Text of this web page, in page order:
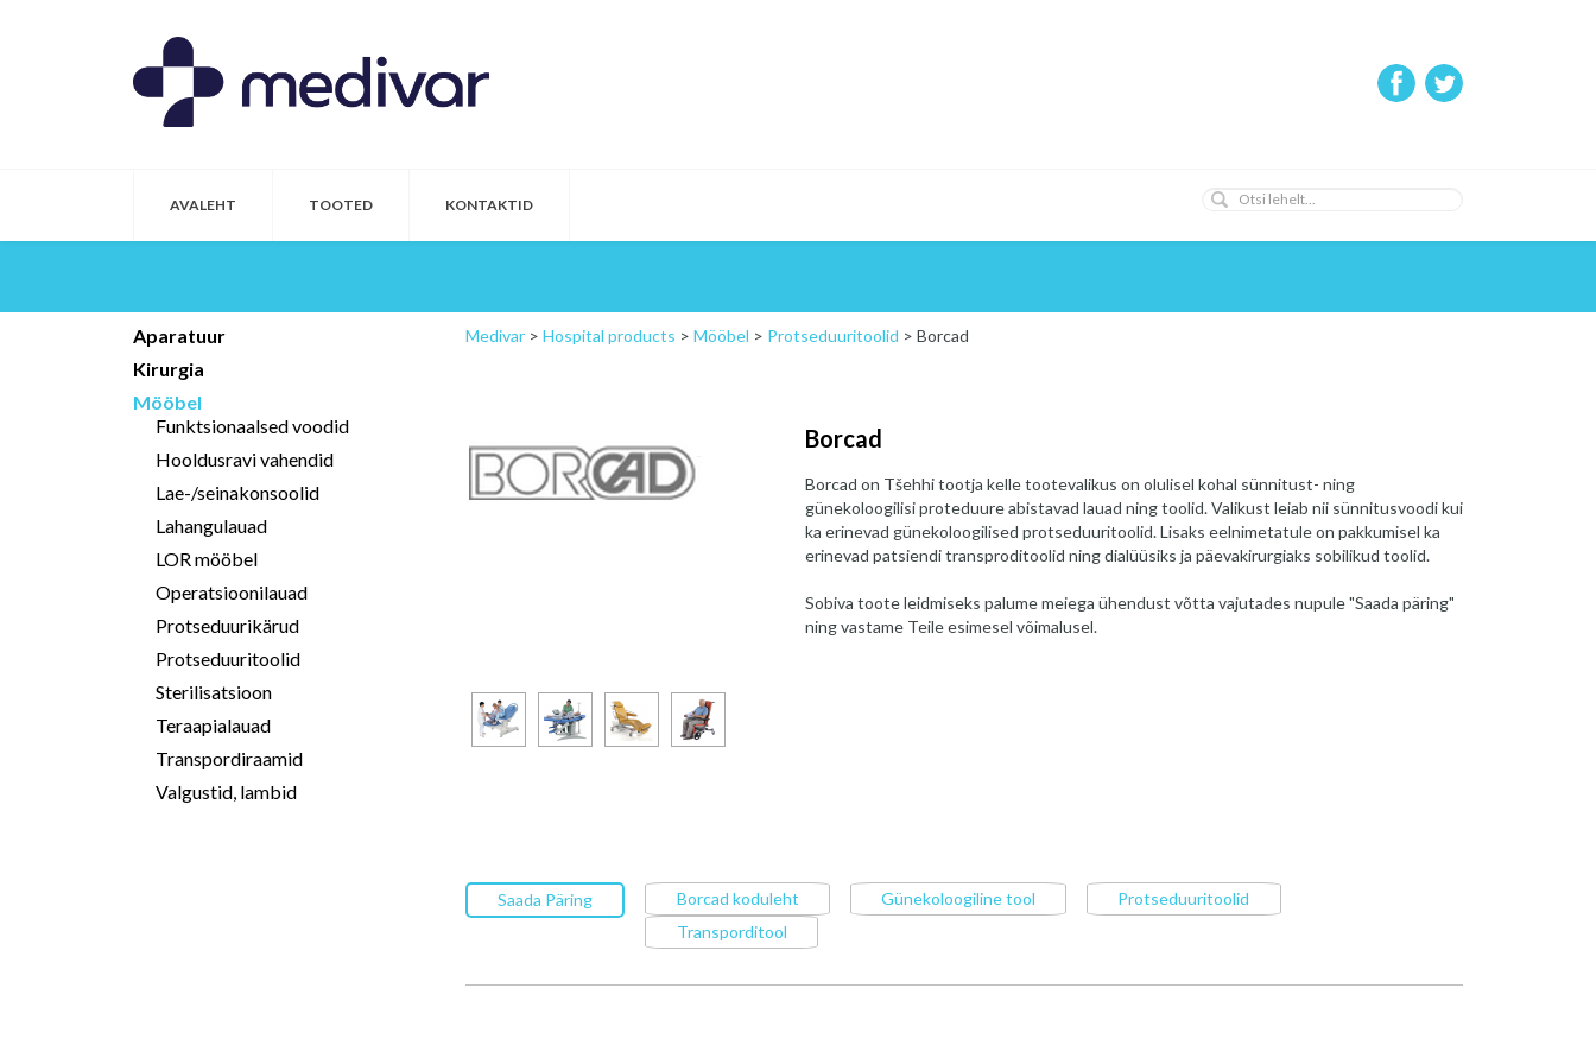
AVALEHT TOOTED KONTAKTID
Aparatuur
Kirurgia
Mööbel
Funktsionaalsed voodid
Hooldusravi vahendid
Lae-/seinakonsoolid
Lahangulauad
LOR mööbel
Operatsioonilauad
Protseduurikärud
Protseduuritoolid
Sterilisatsioon
Teraapialauad
Transpordiraamid
Valgustid, lambid
Medivar > Hospital products > Mööbel > Protseduuritoolid > Borcad
Borcad
Borcad on Tšehhi tootja kelle tootevalikus on olulisel kohal sünnitust- ning
günekoloogilisi proteduure abistavad lauad ning toolid. Valikust leiab nii sünnitusvoodi kui
ka erinevad günekoloogilised protseduuritoolid. Lisaks eelnimetatule on pakkumisel ka
erinevad patsiendi transproditoolid ning dialüüsiks ja päevakirurgiaks sobilikud toolid.
Sobiva toote leidmiseks palume meiega ühendust võtta vajutades nupule "Saada päring"
ning vastame Teile esimesel võimalusel.
Saada Päring Borcad koduleht Günekoloogiline tool
Protseduuritoolid
Transporditool